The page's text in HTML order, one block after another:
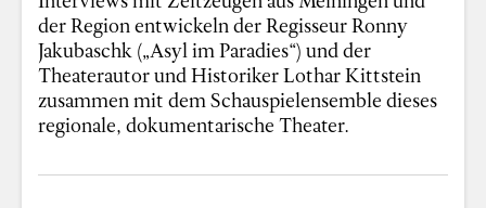
der Region entwickeln der Regisseur Ronny
Jakubaschk („Asyl im Paradies“) und der
Theaterautor und Historiker Lothar Kittstein
zusammen mit dem Schauspielensemble dieses
regionale, dokumentarische Theater.